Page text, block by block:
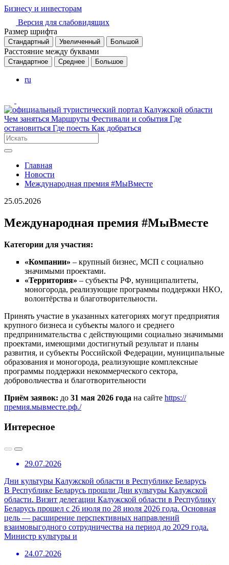
Бизнесу и инвесторам
Версия для слабовидящих
Размер шрифта
Стандартный Увеличенный Большой
Расстояние между буквами
Стандартное Среднее Большое
ru
Чем заняться Маршруты Фестивали и события Где
остановиться Где поесть Как добраться
Главная
Новости
Международная премия #МыВместе
25.05.2026
Международная премия #МыВместе
Категории для участия:
«Компании» – крупный бизнес, МСП с социально
значимыми проектами.
«Территория» – субъекты РФ, муниципалитеты,
моногорода, реализующие программы поддержки НКО,
волонтёрства и благотворительности.
Принять участие в указанных категориях могут предприятия
крупного бизнеса и субъекты малого и среднего
предпринимательства с действующими социально значимыми
проектами, имеющими достигнутый результат и планы
развития, и субъекты Российской Федерации, муниципальные
образования и моногорода, реализующие комплексные
программы поддержки некоммерческого сектора,
добровольчества и благотворительности
Приём заявок: до 31 мая 2026 года на сайте https://
премия.мывместе.рф./
Интересное
29.07.2026
Дни культуры Калужской области в Республике Беларусь
В Республике Беларусь прошли Дни культуры Калужской
области. Визит делегации Калужской области в Республику
Беларусь прошел с 26 июля по 28 июля 2026 года. Основная
цель — расширение перспективных направлений
взаимовыгодного сотрудничества на период до 2029 года.
Министр культуры и
24.07.2026